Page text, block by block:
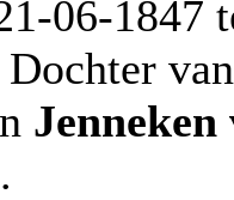
06-1847
Dochter
Jenneken